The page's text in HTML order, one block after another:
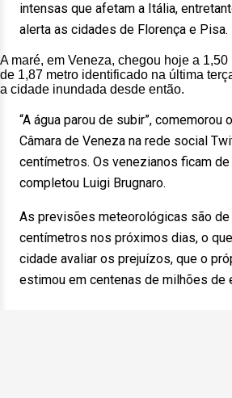
intensas que afetam a Itália,
alerta as cidades de Florença e Pisa.
A maré, em Veneza, chegou hoje a
de 1,87 metro identificado na última
a cidade inundada desde então.
“A água parou de subir”, comemorou
Câmara de Veneza na rede social
centímetros. Os venezianos ficam de
completou Luigi Brugnaro.
As previsões meteorológicas são
centímetros nos próximos dias, o
cidade avaliar os prejuízos, que o
estimou em centenas de milhões de